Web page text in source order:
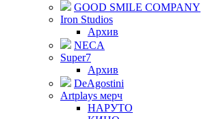
GOOD SMILE COMPANY
Iron Studios
Архив
NECA
Super7
Архив
DeAgostini
Artplays мерч
НАРУТО